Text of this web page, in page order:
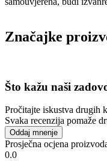
Značajke
Što kažu naši
Pročitajte iskustva drugih
Svaka recenzija pomaže
Oddaj mnenje
Prosječna ocjena
0.0